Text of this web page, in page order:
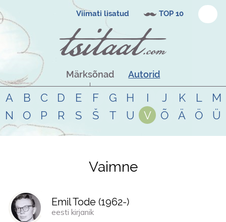
Viimati lisatud TOP 10
Märksõnad Autorid
A B C D E F G H I J K L
M
N
O P R S Š T U V Õ Ä Ö Ü
Tsitaadid teemalvaimne
Vaimne
Emil Tode (1962-)
eesti kirjanik